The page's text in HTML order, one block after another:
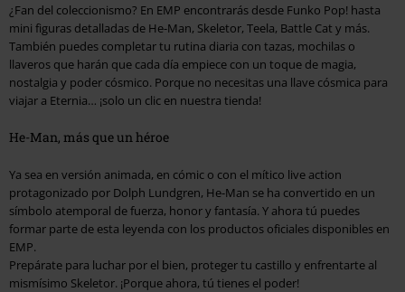
¿Fan del coleccionismo? En EMP encontrarás desde Funko Pop! hasta
mini figuras detalladas de He-Man, Skeletor, Teela, Battle Cat y más.
También puedes completar tu rutina diaria con tazas, mochilas o
llaveros que harán que cada día empiece con un toque de magia,
nostalgia y poder cósmico. Porque no necesitas una llave cósmica para
viajar a Eternia… ¡solo un clic en nuestra tienda!
He-Man, más que un héroe
Ya sea en versión animada, en cómic o con el mítico live action
protagonizado por Dolph Lundgren, He-Man se ha convertido en un
símbolo atemporal de fuerza, honor y fantasía. Y ahora tú puedes
formar parte de esta leyenda con los productos oficiales disponibles en
EMP.
Prepárate para luchar por el bien, proteger tu castillo y enfrentarte al
mismísimo Skeletor. ¡Porque ahora, tú tienes el poder!